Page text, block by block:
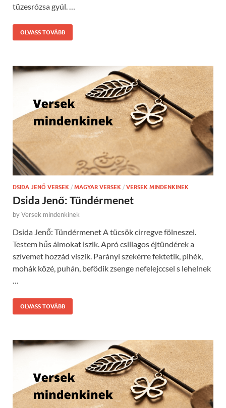
tüzesrózsa gyúl. …
OLVASS TOVÁBB
DSIDA JENŐ VERSEK / MAGYAR VERSEK / VERSEK MINDENKINEK
Dsida Jenő: Tündérmenet
byVersek mindenkinek
Dsida Jenő: Tündérmenet A tücsök cirregve fölneszel.
Testem hűs álmokat iszik. Apró csillagos éjtündérek a
szívemet hozzád viszik. Parányi szekérre fektetik, pihék,
mohák közé, puhán, befödik zsenge nefelejccsel s lehelnek
OLVASS TOVÁBB